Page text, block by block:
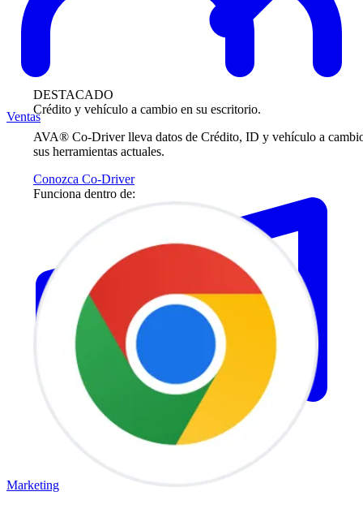
DESTACADO
Crédito y vehículo a cambio en su escritorio.
AVA® Co-Driver lleva datos de Crédito, ID y vehículo a
sus herramientas actuales.
Conozca Co-Driver
Funciona dentro de:
Ventas
Marketing